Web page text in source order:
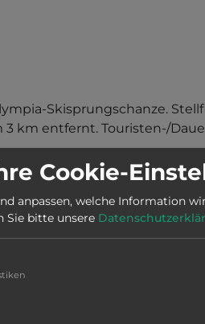
Skisprungschanze.
km entfernt. Touristen-/
Stadt: 2618 Lillehammer
Cookie-
anpassen, welche Information
Sie bitte unsere